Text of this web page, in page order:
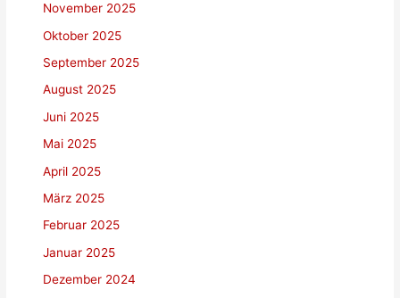
November 2025
Oktober 2025
September 2025
August 2025
Juni 2025
Mai 2025
April 2025
März 2025
Februar 2025
Januar 2025
Dezember 2024